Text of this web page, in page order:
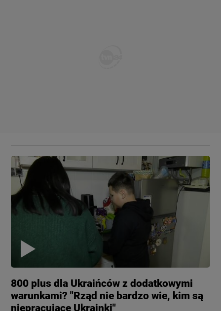
800 plus dla Ukraińców z dodatkowymi
warunkami? "Rząd nie bardzo wie, kim są
niepracujące Ukrainki"